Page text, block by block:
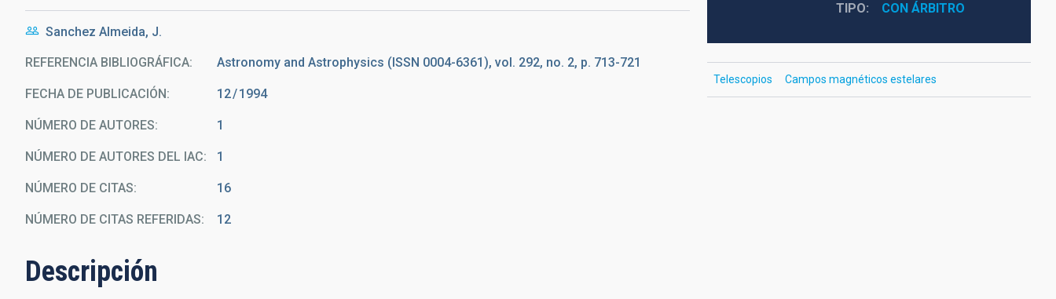
la
navegación
Sanchez Almeida, J.
REFERENCIA BIBLIOGRÁFICA Astronomy and Astrophysics (ISSN 0004-6361), vol. 292, no. 2, p. 713-721
FECHA DE PUBLICACIÓN: 12 1994
NÚMERO DE AUTORES 1
NÚMERO DE AUTORES DEL IAC 1
NÚMERO DE CITAS 16
NÚMERO DE CITAS REFERIDAS 12
Descripción
TIPO CON ÁRBITRO
Telescopios Campos magnéticos estelares